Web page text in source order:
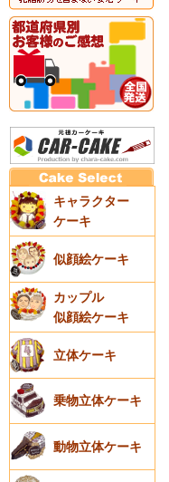
キャラクター
ケーキ
似顔絵ケーキ
カップル
似顔絵ケーキ
立体ケーキ
乗物立体ケーキ
動物立体ケーキ